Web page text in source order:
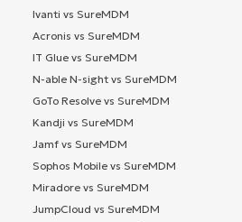
Ivanti vs SureMDM
Acronis vs SureMDM
IT Glue vs SureMDM
N-able N-sight vs SureMDM
GoTo Resolve vs SureMDM
Kandji vs SureMDM
Jamf vs SureMDM
Sophos Mobile vs SureMDM
Miradore vs SureMDM
JumpCloud vs SureMDM